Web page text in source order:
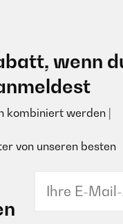
wenn
kombiniert werden |
von unseren besten